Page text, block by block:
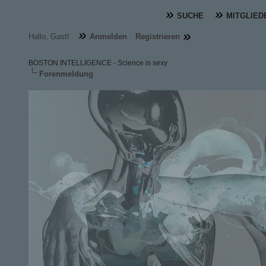
SUCHE
Hallo, Gast! Anmelden Registrieren
BOSTON INTELLIGENCE - Science is sexy
Forenmeldung